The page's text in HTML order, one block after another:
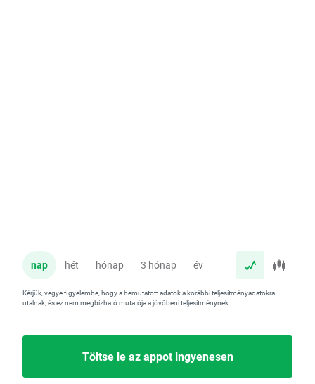
nap hét hónap 3 hónap év
Kérjük, vegye figyelembe, hogy a bemutatott adatok a korábbi teljesítményadatokra
utalnak, és ez nem megbízható mutatója a jövőbeni teljesítménynek.
Töltse le az appot ingyenesen